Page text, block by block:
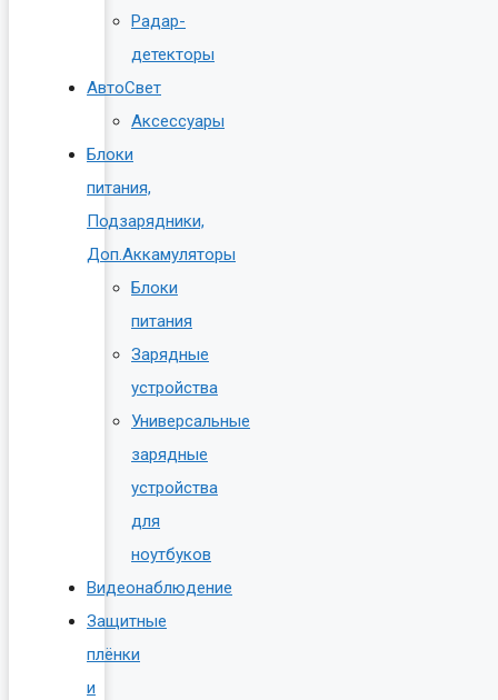
Радар-
детекторы
АвтоСвет
Аксессуары
Блоки
питания,
Подзарядники,
Доп.Аккамуляторы
Блоки
питания
Зарядные
устройства
Универсальные
зарядные
устройства
для
ноутбуков
Видеонаблюдение
Защитные
плёнки
и